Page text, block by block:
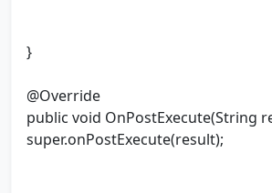
}
@Override
public void OnPostExecute(String
super.onPostExecute(result);